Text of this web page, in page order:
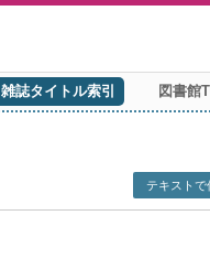
雑誌タイトル索引 図書館
テキストで